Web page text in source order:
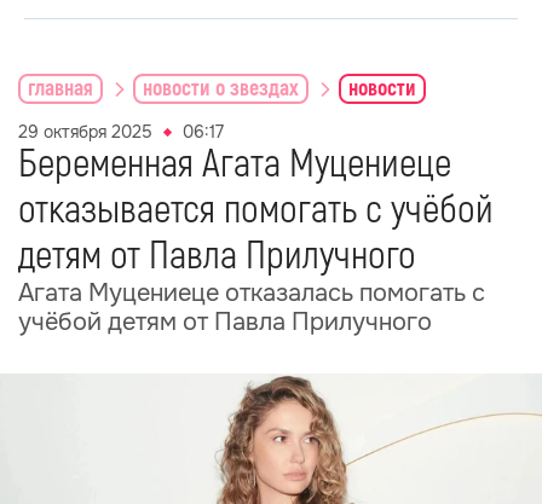
главная новости о звездах новости
29 октября 2025 06:17
Беременная Агата Муцениеце
отказывается помогать с учёбой
детям от Павла Прилучного
Агата Муцениеце отказалась помогать с
учёбой детям от Павла Прилучного